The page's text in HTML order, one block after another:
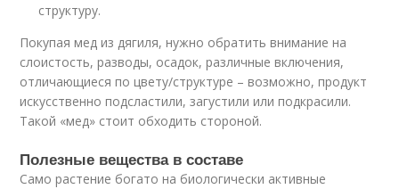
структуру.
Покупая мед из дягиля, нужно обратить внимание на
слоистость, разводы, осадок, различные включения,
отличающиеся по цвету/структуре – возможно, продукт
искусственно подсластили, загустили или подкрасили.
Такой «мед» стоит обходить стороной.
Полезные вещества в составе
Само растение богато на биологически активные